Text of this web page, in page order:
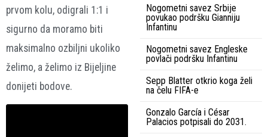
prvom kolu, odigrali 1:1 i
sigurno da moramo biti
maksimalno ozbiljni ukoliko
želimo, a želimo iz Bijeljine
donijeti bodove.
Nogometni savez Srbije
povukao podršku Gianniju
Infantinu
Nogometni savez Engleske
povlači podršku Infantinu
Sepp Blatter otkrio koga želi
na čelu FIFA-e
Gonzalo García i César
Palacios potpisali do 2031.